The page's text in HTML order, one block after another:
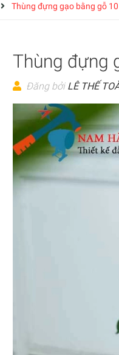
Thùng đựng gạo bằng gỗ 10
Thùng đựng
Đăng bởi LÊ THẾ